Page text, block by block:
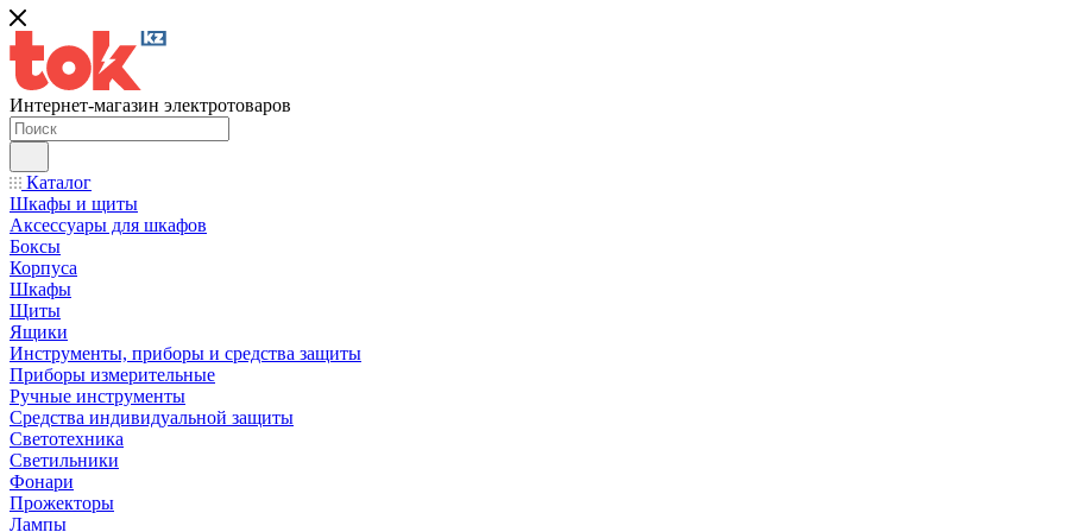
Интернет-магазин электротоваров
Каталог
Шкафы и щиты
Аксессуары для шкафов
Боксы
Корпуса
Шкафы
Щиты
Ящики
Инструменты, приборы и средства защиты
Приборы измерительные
Ручные инструменты
Средства индивидуальной защиты
Светотехника
Светильники
Фонари
Прожекторы
Лампы